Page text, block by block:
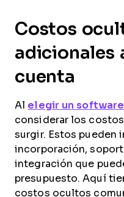
Costos
adicionales
cuenta
Al elegir un software
considerar los
surgir. Estos pueden
incorporación,
integración que
presupuesto. Aquí
costos ocultos